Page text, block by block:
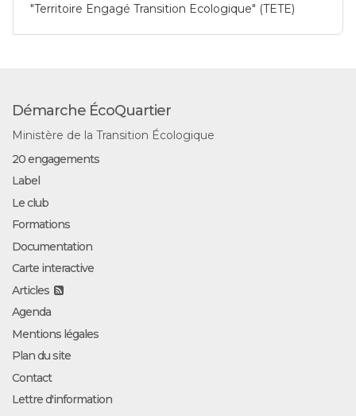
"Territoire Engagé Transition Ecologique" (TETE)
Démarche ÉcoQuartier
Ministère de la Transition Écologique
20 engagements
Label
Le club
Formations
Documentation
Carte interactive
Articles
Agenda
Mentions légales
Plan du site
Contact
Lettre d'information